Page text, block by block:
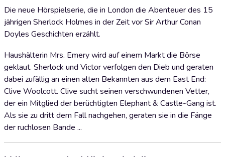
Die neue Hörspielserie, die in London die Abenteuer des 15
jährigen Sherlock Holmes in der Zeit vor Sir Arthur Conan
Doyles Geschichten erzählt.
Haushälterin Mrs. Emery wird auf einem Markt die Börse
geklaut. Sherlock und Victor verfolgen den Dieb und geraten
dabei zufällig an einen alten Bekannten aus dem East End:
Clive Woolcott. Clive sucht seinen verschwundenen Vetter,
der ein Mitglied der berüchtigten Elephant & Castle-Gang ist.
Als sie zu dritt dem Fall nachgehen, geraten sie in die Fänge
der ruchlosen Bande ...